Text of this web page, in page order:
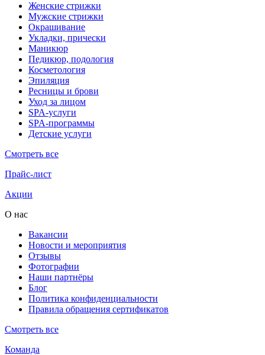
Женские стрижки
Мужские стрижки
Окрашивание
Укладки, прически
Маникюр
Педикюр, подология
Косметология
Эпиляция
Ресницы и брови
Уход за лицом
SPA-услуги
SPA-программы
Детские услуги
Смотреть все
Прайс-лист
Акции
О нас
Вакансии
Новости и мероприятия
Отзывы
Фотографии
Наши партнёры
Блог
Политика конфиденциальности
Правила обращения сертификатов
Смотреть все
Команда